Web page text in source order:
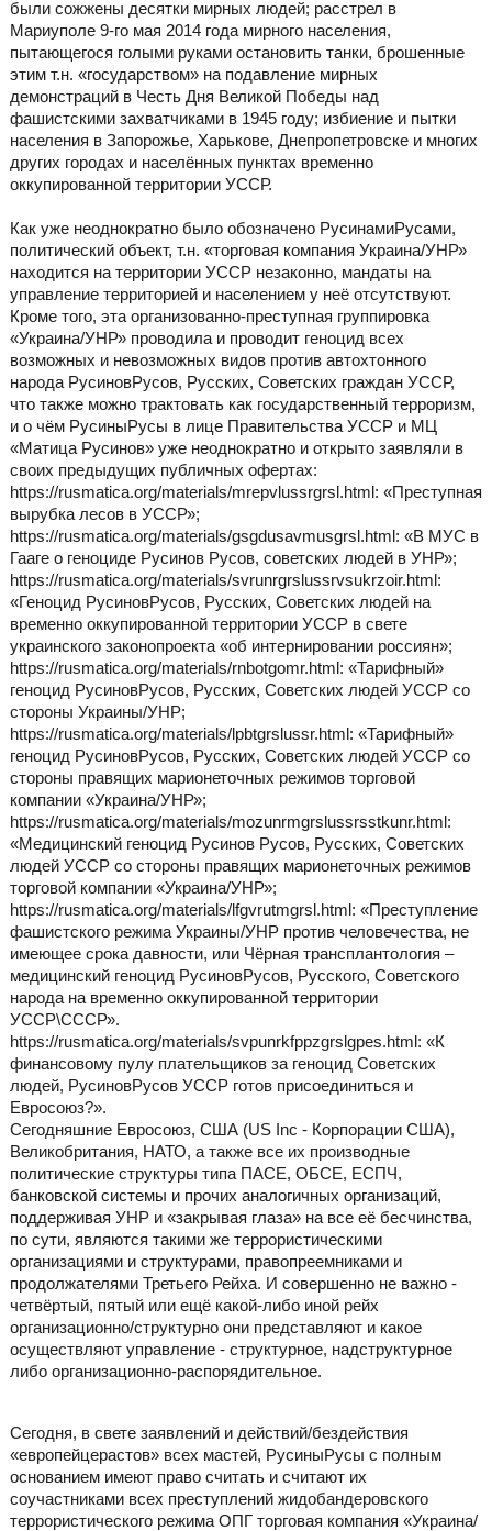
были сожжены десятки мирных людей; расстрел в
Мариуполе 9-го мая 2014 года мирного населения,
пытающегося голыми руками остановить танки, брошенные
этим т.н. «государством» на подавление мирных
демонстраций в Честь Дня Великой Победы над
фашистскими захватчиками в 1945 году; избиение и пытки
населения в Запорожье, Харькове, Днепропетровске и многих
других городах и населённых пунктах временно
оккупированной территории УССР.
Как уже неоднократно было обозначено РусинамиРусами,
политический объект, т.н. «торговая компания Украина/УНР»
находится на территории УССР незаконно, мандаты на
управление территорией и населением у неё отсутствуют.
Кроме того, эта организованно-преступная группировка
«Украина/УНР» проводила и проводит геноцид всех
возможных и невозможных видов против автохтонного
народа РусиновРусов, Русских, Советских граждан УССР,
что также можно трактовать как государственный терроризм,
и о чём РусиныРусы в лице Правительства УССР и МЦ
«Матица Русинов» уже неоднократно и открыто заявляли в
своих предыдущих публичных офертах:
https://rusmatica.org/materials/mrepvlussrgrsl.html: «Преступная
вырубка лесов в УССР»;
https://rusmatica.org/materials/gsgdusavmusgrsl.html: «В МУС в
Гааге о геноциде Русинов Русов, советских людей в УНР»;
https://rusmatica.org/materials/svrunrgrslussrvsukrzoir.html:
«Геноцид РусиновРусов, Русских, Советских людей на
временно оккупированной территории УССР в свете
украинского законопроекта «об интернировании россиян»;
https://rusmatica.org/materials/rnbotgomr.html: «Тарифный»
геноцид РусиновРусов, Русских, Советских людей УССР со
стороны Украины/УНР;
https://rusmatica.org/materials/lpbtgrslussr.html: «Тарифный»
геноцид РусиновРусов, Русских, Советских людей УССР со
стороны правящих марионеточных режимов торговой
компании «Украина/УНР»;
https://rusmatica.org/materials/mozunrmgrslussrsstkunr.html:
«Медицинский геноцид Русинов Русов, Русских, Советских
людей УССР со стороны правящих марионеточных режимов
торговой компании «Украина/УНР»;
https://rusmatica.org/materials/lfgvrutmgrsl.html: «Преступление
фашистского режима Украины/УНР против человечества, не
имеющее срока давности, или Чёрная трансплантология –
медицинский геноцид РусиновРусов, Русского, Советского
народа на временно оккупированной территории
УССР\СССР».
https://rusmatica.org/materials/svpunrkfppzgrslgpes.html: «К
финансовому пулу плательщиков за геноцид Советских
людей, РусиновРусов УССР готов присоединиться и
Евросоюз?».
Сегодняшние Евросоюз, США (US Inc - Корпорации США),
Великобритания, НАТО, а также все их производные
политические структуры типа ПАСЕ, ОБСЕ, ЕСПЧ,
банковской системы и прочих аналогичных организаций,
поддерживая УНР и «закрывая глаза» на все её бесчинства,
по сути, являются такими же террористическими
организациями и структурами, правопреемниками и
продолжателями Третьего Рейха. И совершенно не важно -
четвёртый, пятый или ещё какой-либо иной рейх
организационно/структурно они представляют и какое
осуществляют управление - структурное, надструктурное
либо организационно-распорядительное.
Сегодня, в свете заявлений и действий/бездействия
«европейцерастов» всех мастей, РусиныРусы с полным
основанием имеют право считать и считают их
соучастниками всех преступлений жидобандеровского
террористического режима ОПГ торговая компания «Украина/